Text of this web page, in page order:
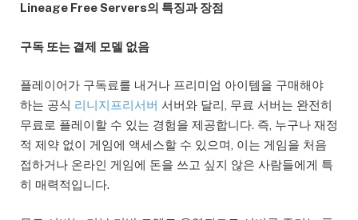
Lineage Free Servers의 특징과 장점
구독 또는 결제 모델 없음
플레이어가 구독료를 내거나 프리미엄 아이템을 구매해야
하는 공식 리니지프리서버 서버와 달리, 무료 서버는 완전히
무료로 플레이할 수 있는 경험을 제공합니다. 즉, 누구나 재정
적 제약 없이 게임에 액세스할 수 있으며, 이는 게임을 처음
접하거나 온라인 게임에 돈을 쓰고 싶지 않은 사람들에게 특
히 매력적입니다.